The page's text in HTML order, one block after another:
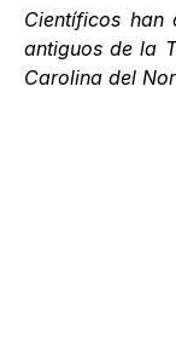
Científicos han
antiguos de la
Carolina del